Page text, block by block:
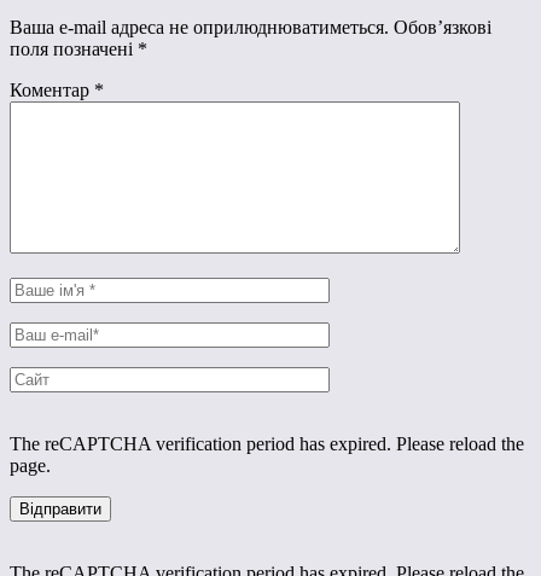
Ваша e-mail адреса не оприлюднюватиметься. Обов’язкові
поля позначені *
Коментар *
The reCAPTCHA verification period has expired. Please reload the
page.